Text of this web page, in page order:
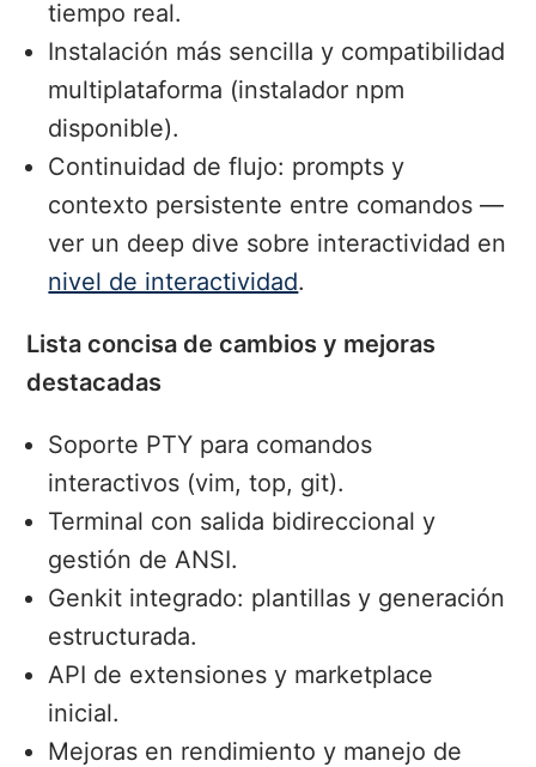
tiempo real.
Instalación más sencilla y compatibilidad
multiplataforma (instalador npm
disponible).
Continuidad de flujo: prompts y
contexto persistente entre comandos —
ver un deep dive sobre interactividad en
nivel de interactividad.
Lista concisa de cambios y mejoras
destacadas
Soporte PTY para comandos
interactivos (vim, top, git).
Terminal con salida bidireccional y
gestión de ANSI.
Genkit integrado: plantillas y generación
estructurada.
API de extensiones y marketplace
inicial.
Mejoras en rendimiento y manejo de